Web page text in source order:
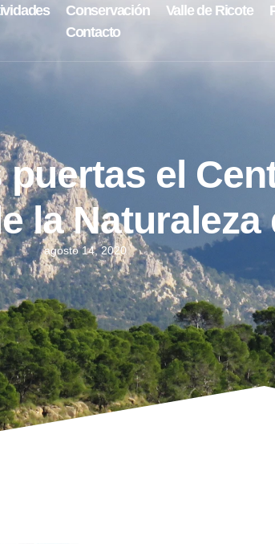
Conservación Valle de Ricote
Contacto
puertas el
la Naturaleza
agosto 14, 2020